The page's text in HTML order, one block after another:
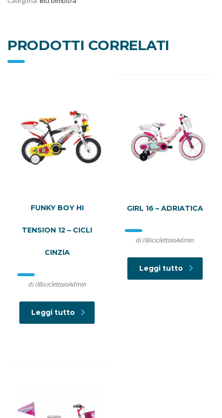
PRODOTTI CORRELATI
FUNKY BOY HI
TENSION 12 – CICLI
CINZIA
di IlBiciclettaioAdmin
Leggi tutto
GIRL 16 – ADRIATICA
di IlBiciclettaioAdmin
Leggi tutto